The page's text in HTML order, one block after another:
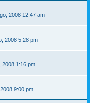
2008 12:47 am
2008 5:28 pm
2008 1:16 pm
9:00 pm